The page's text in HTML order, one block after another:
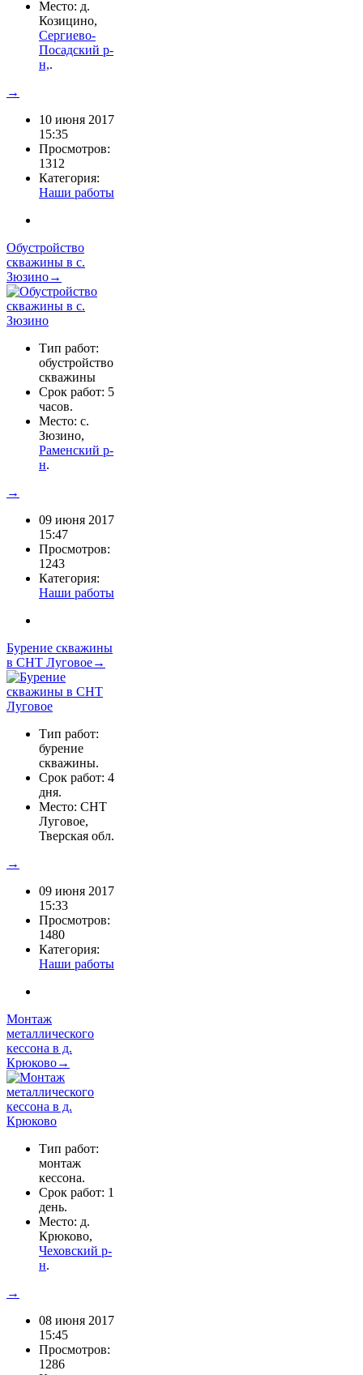
Место: д.
Козицино,
Сергиево-
Посадский р-
н,.
→
10 июня 2017
15:35
Просмотров:
1312
Категория:
Наши работы
Обустройство
скважины в с.
Зюзино→
Тип работ:
обустройство
скважины
Срок работ: 5
часов.
Место: с.
Зюзино,
Раменский р-
н.
→
09 июня 2017
15:47
Просмотров:
1243
Категория:
Наши работы
Бурение скважины
в СНТ Луговое→
Тип работ:
бурение
скважины.
Срок работ: 4
дня.
Место: СНТ
Луговое,
Тверская обл.
→
09 июня 2017
15:33
Просмотров:
1480
Категория:
Наши работы
Монтаж
металлического
кессона в д.
Крюково→
Тип работ:
монтаж
кессона.
Срок работ: 1
день.
Место: д.
Крюково,
Чеховский р-
н.
→
08 июня 2017
15:45
Просмотров:
1286